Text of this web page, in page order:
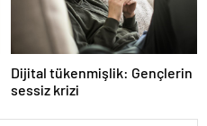
Dijital tükenmişlik: Gençlerin
sessiz krizi